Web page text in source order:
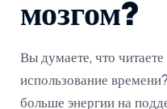
мозгом?
Вы думаете, что
использование
больше энергии на